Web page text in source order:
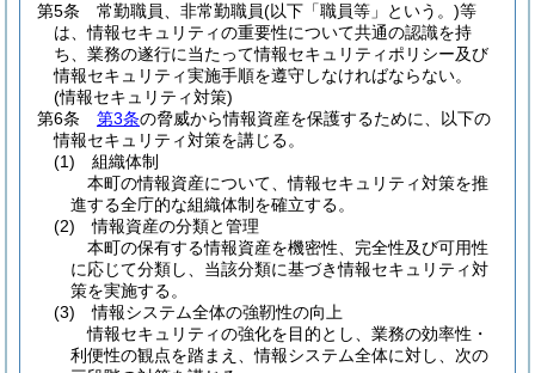
第5条
常勤職員、非常勤職員(以下「職員等」という。)等
は、情報セキュリティの重要性について共通の認識を持
ち、業務の遂行に当たって情報セキュリティポリシー及び
情報セキュリティ実施手順を遵守しなければならない。
(情報セキュリティ対策)
第6条
第3条の脅威から情報資産を保護するために、以下の
情報セキュリティ対策を講じる。
(1)
組織体制
本町の情報資産について、情報セキュリティ対策を推
進する全庁的な組織体制を確立する。
(2)
情報資産の分類と管理
本町の保有する情報資産を機密性、完全性及び可用性
に応じて分類し、当該分類に基づき情報セキュリティ対
策を実施する。
(3)
情報システム全体の強靭性の向上
情報セキュリティの強化を目的とし、業務の効率性・
利便性の観点を踏まえ、情報システム全体に対し、次の